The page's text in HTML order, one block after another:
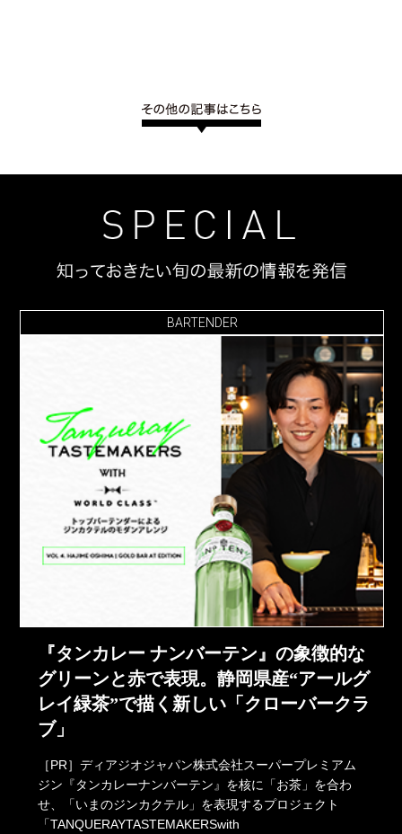
BARTENDER
『タンカレー ナンバーテン』の象徴的な
グリーンと赤で表現。静岡県産“アールグ
レイ緑茶”で描く新しい「クローバークラ
ブ」
［PR］ディアジオジャパン株式会社スーパープレミアム
ジン『タンカレーナンバーテン』を核に「お茶」を合わ
せ、「いまのジンカクテル」を表現するプロジェクト
「TANQUERAYTASTEMAKERSwith